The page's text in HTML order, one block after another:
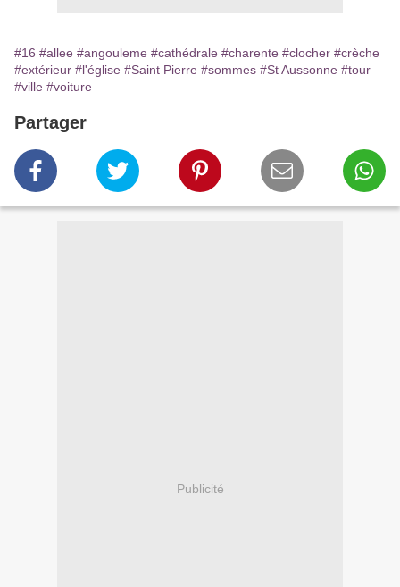
#16 #allee #angouleme #cathédrale #charente #clocher #crèche
#extérieur #l'église #Saint Pierre #sommes #St Aussonne #tour
#ville #voiture
Partager
Publicité